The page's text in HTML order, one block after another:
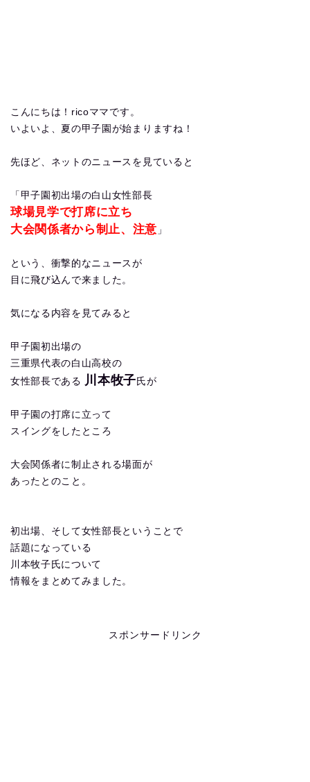
こんにちは！ricoママです。
いよいよ、夏の甲子園が始まりますね！
先ほど、ネットのニュースを見ていると
「甲子園初出場の白山女性部長
球場見学で打席に立ち
大会関係者から制止、注意 」
という、衝撃的なニュースが
目に飛び込んで来ました。
気になる内容を見てみると
甲子園初出場の
三重県代表の白山高校の
女性部長である 川本牧子 氏が
甲子園の打席に立って
スイングをしたところ
大会関係者に制止される場面が
あったとのこと。
初出場、そして女性部長ということで
話題になっている
川本牧子氏について
情報をまとめてみました。
スポンサードリンク